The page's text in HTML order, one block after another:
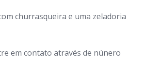
churrasqueira e uma zeladoria
em contato através de núnero